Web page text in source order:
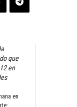
que
en
en